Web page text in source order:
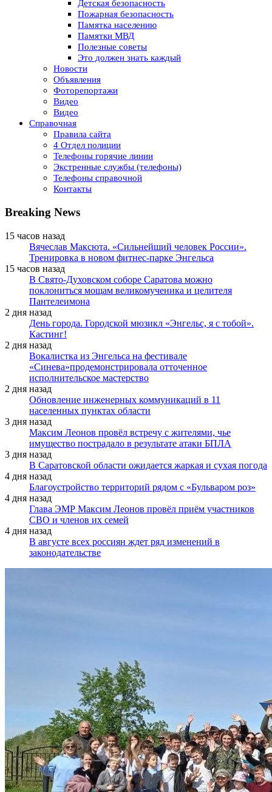
Детская безопасность
Пожарная безопасность
Памятка населению
Памятки МВД
Полезные советы
Это должен знать каждый
Новости
Объявления
Фоторепортажи
Видео
Видео
Справочная
Правила сайта
4 Отдел полиции
Телефоны горячие линии
Экстренные службы (телефоны)
Телефоны справочной
Контакты
Breaking News
15 часов назад
Вячеслав Максюта. «Сильнейший человек России».
Тренировка в новом фитнес-парке Энгельса
15 часов назад
В Свято-Духовском соборе Саратова можно
поклониться мощам великомученика и целителя
Пантелеимона
2 дня назад
День города. Городской мюзикл «Энгельс, я с тобой».
Кастинг!
2 дня назад
Вокалистка из Энгельса на фестивале
«Синева»продемонстрировала отточенное
исполнительское мастерство
2 дня назад
Обновление инженерных коммуникаций в 11
населенных пунктах области
3 дня назад
Максим Леонов провёл встречу с жителями, чье
имущество пострадало в результате атаки БПЛА
3 дня назад
В Саратовской области ожидается жаркая и сухая погода
4 дня назад
Благоустройство территорий рядом с «Бульваром роз»
4 дня назад
Глава ЭМР Максим Леонов провёл приём участников
СВО и членов их семей
4 дня назад
В августе всех россиян ждет ряд изменений в
законодательстве